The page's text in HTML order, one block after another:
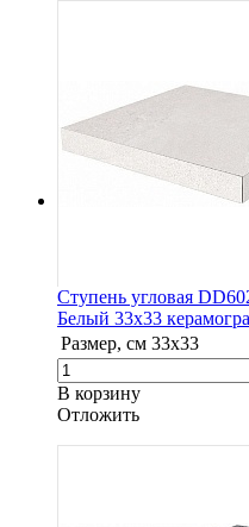
Ступень угловая
Белый 33х33
Размер, см 33х33
В корзину
Oтложить